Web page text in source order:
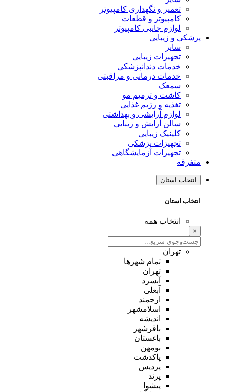
تعمیر و نگهداری کامپیوتر
کامپیوتر و قطعات
لوازم جانبی کامپیوتر
پزشکی و زیبایی
سایر
تجهیزات زیبایی
خدمات دندانپزشکی
خدمات درمانی و مراقبتی
سمعک
کاشت و ترمیم مو
تغذیه و رژیم غذایی
لوازم آرایشی و بهداشتی
سالن آرایش و زیبایی
کلینیک زیبایی
تجهیزات پزشکی
تجهیزات آزمایشگاهی
متفرقه
انتخاب استان
انتخاب استان
انتخاب همه
×
تهران
تمام شهر‌ها
تهران
آبسرد
آبعلی
ارجمند
اسلامشهر
اندیشه
باقرشهر
باغستان
بومهن
پاکدشت
پردیس
پرند
پیشوا